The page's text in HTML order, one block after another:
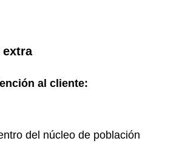
extra
al cliente:
del núcleo de población